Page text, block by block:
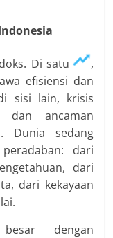
Di satu sisi,
efisiensi dan
sisi lain, krisis
dan ancaman
Dunia sedang
dari
dari
dari kekayaan
dengan